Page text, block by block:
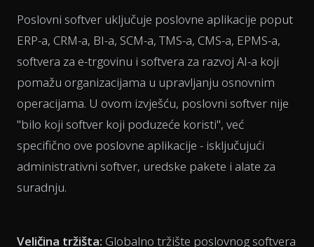
Poslovni softver uključuje poslovne aplikacije poput
ERP-a, CRM-a, BI-a, SCM-a, TMS-a, CMS-a, EPMS-a,
softvera za e-trgovinu i softvera za razvoj AI-a koji
pomažu organizacijama u upravljanju osnovnim
operacijama. U ovom izvješću, poslovni softver nije
"bilo koji softver koji poduzeće koristi", već
specifično ove poslovne aplikacije - isključujući
administrativni softver, uredske pakete i alate za
suradnju.
Veličina tržišta: Globalno tržište poslovnog softvera